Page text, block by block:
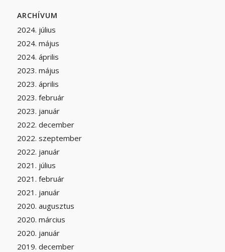
ARCHÍVUM
2024. július
2024. május
2024. április
2023. május
2023. április
2023. február
2023. január
2022. december
2022. szeptember
2022. január
2021. július
2021. február
2021. január
2020. augusztus
2020. március
2020. január
2019. december